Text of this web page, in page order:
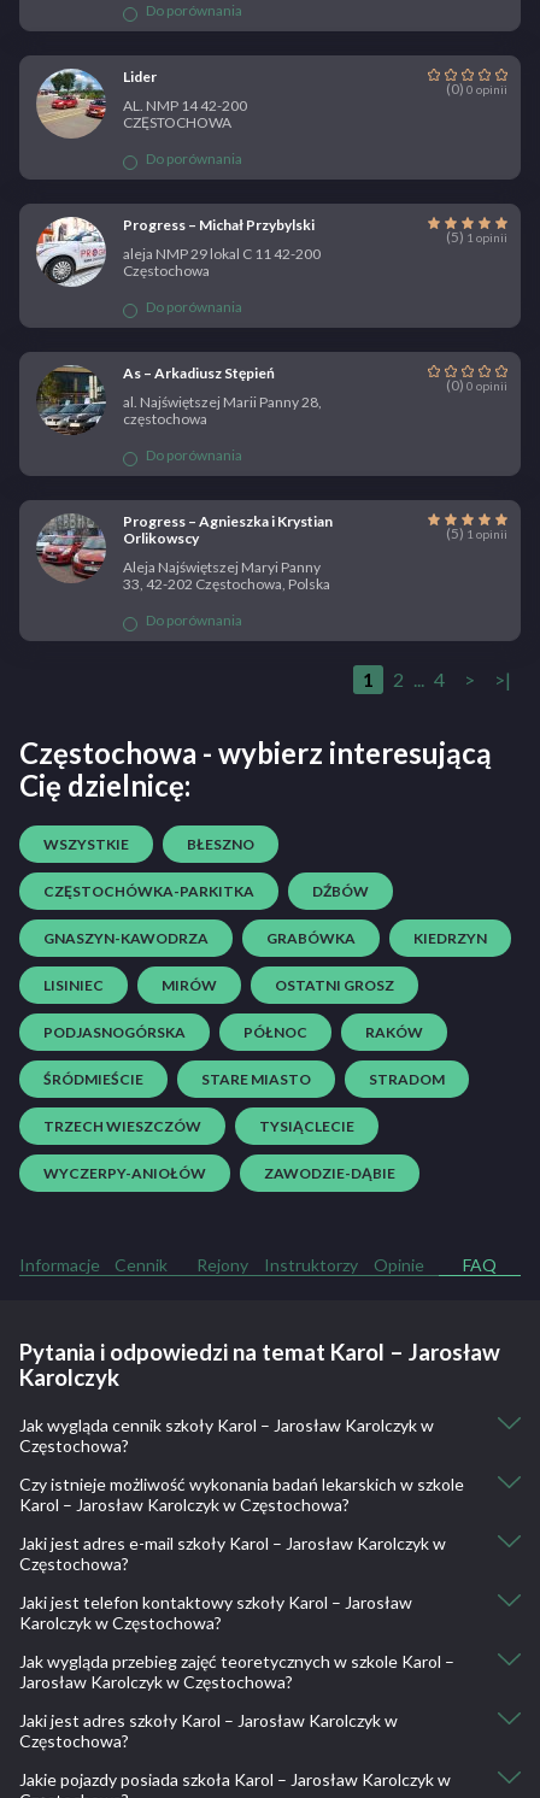
Do porównania
Lider
(0) 0 opinii
AL. NMP 14 42-200
CZĘSTOCHOWA
Do porównania
Progress – Michał Przybylski
(5) 1 opinii
aleja NMP 29 lokal C 11 42-200
Częstochowa
Do porównania
As – Arkadiusz Stępień
(0) 0 opinii
al. Najświętszej Marii Panny 28,
częstochowa
Do porównania
Progress – Agnieszka i Krystian
Orlikowscy
(5) 1 opinii
Aleja Najświętszej Maryi Panny
33, 42-202 Częstochowa, Polska
Do porównania
1 2 ... 4 > >|
Częstochowa - wybierz interesującą
Cię dzielnicę:
WSZYSTKIE BŁESZNO
CZĘSTOCHÓWKA-PARKITKA DŹBÓW
GNASZYN-KAWODRZA GRABÓWKA KIEDRZYN
LISINIEC MIRÓW OSTATNI GROSZ
PODJASNOGÓRSKA PÓŁNOC RAKÓW
ŚRÓDMIEŚCIE STARE MIASTO STRADOM
TRZECH WIESZCZÓW TYSIĄCLECIE
WYCZERPY-ANIOŁÓW ZAWODZIE-DĄBIE
Informacje Cennik Rejony Instruktorzy Opinie FAQ
Pytania i odpowiedzi na temat Karol – Jarosław
Karolczyk
Jak wygląda cennik szkoły Karol – Jarosław Karolczyk w
Częstochowa?
Kurs kat. AM: 600
Kurs kat. A1: 1300
Kurs kat. A2, A: 1700
Kurs kat. B: 2000
Kurs kat. D: 4000
Kurs kat. B+E: 1200
Kurs kat. C+E: 2500
Czy istnieje możliwość wykonania badań lekarskich w szkole
Karol – Jarosław Karolczyk w Częstochowa?
Nie, nie ma takiej możliwości.
Jaki jest adres e-mail szkoły Karol – Jarosław Karolczyk w
Częstochowa?
jkarolczyk1@wp.pl
Jaki jest telefon kontaktowy szkoły Karol – Jarosław
Karolczyk w Częstochowa?
501 215 954
Jak wygląda przebieg zajęć teoretycznych w szkole Karol –
Jarosław Karolczyk w Częstochowa?
Rozpoczynamy od zajęć teoretycznych, które odbywają się w sali
wykładowej, znajdującej się w siedzibie ośrodka, dobieramy
najlepsze materiały szkoleniowe w postaci podręcznika kierowcy,
Jaki jest adres szkoły Karol – Jarosław Karolczyk w
Częstochowa?
plac Daszyńskiego 9/10, 42-200 Częstochowa, Polska
Jakie pojazdy posiada szkoła Karol – Jarosław Karolczyk w